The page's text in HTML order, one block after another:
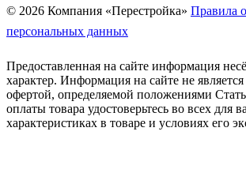
© 2026 Компания «Перестройка» Правила
персональных данных
Предоставленная на сайте информация
характер. Информация на сайте не
офертой, определяемой положениями
оплаты товара удостоверьтесь во всех для
характеристиках в товаре и условиях его